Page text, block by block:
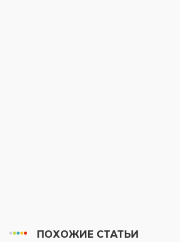
ПОХОЖИЕ СТАТЬИ